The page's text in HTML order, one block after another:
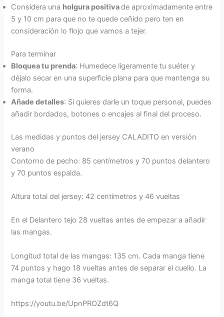
Considera una holgura positivade aproximadamente entre
5 y 10 cm para que no te quede ceñido pero ten en
consideración lo flojo que vamos a tejer.
Para terminar
Bloquea tu prenda: Humedece ligeramente tu suéter y
déjalo secar en una superficie plana para que mantenga su
forma.
Añade detalles: Si quieres darle un toque personal, puedes
añadir bordados, botones o encajes al final del proceso.
Las medidas y puntos del jersey CALADITO en versión
verano
Contorno de pecho: 85 centímetros y 70 puntos delantero
y 70 puntos espalda.
Altura total del jersey: 42 centímetros y 46 vueltas
En el Delantero tejo 28 vueltas antes de empezar a añadir
las mangas.
Longitud total de las mangas: 135 cm. Cada manga tiene
74 puntos y hago 18 vueltas antes de separar el cuello. La
manga total tiene 36 vueltas.
https://youtu.be/UpnPROZdt6Q